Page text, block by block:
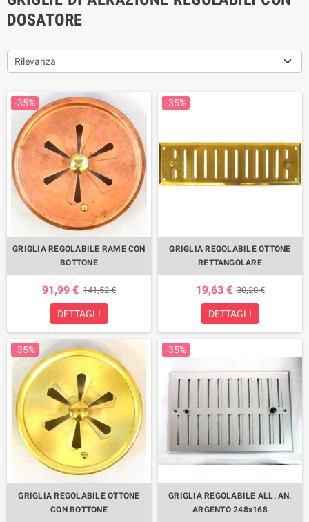
DOSATORE
Rilevanza
-35%
GRIGLIA REGOLABILE RAME CON
BOTTONE
91,99 € 141,52 €
DETTAGLI
-35%
GRIGLIA REGOLABILE OTTONE
RETTANGOLARE
19,63 € 30,20 €
DETTAGLI
-35%
GRIGLIA REGOLABILE OTTONE
CON BOTTONE
-35%
GRIGLIA REGOLABILE ALL. AN.
ARGENTO 248x168